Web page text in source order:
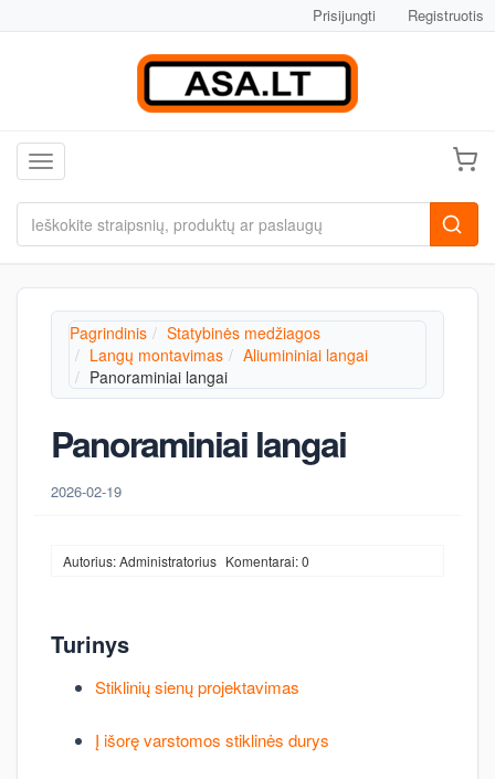
Prisijungti Registruotis
Toggle navigation
Pagrindinis
Statybinės medžiagos
Langų montavimas
Aliumininiai langai
Panoraminiai langai
Panoraminiai langai
2026-02-19
Autorius: Administratorius Komentarai: 0
Turinys
Stiklinių sienų projektavimas
Į išorę varstomos stiklinės durys